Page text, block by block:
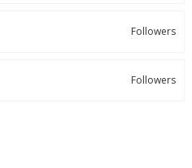
Followers
Followers